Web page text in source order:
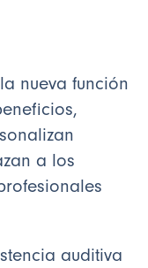
nueva función
a los
auditiva